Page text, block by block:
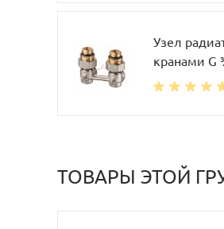
Узел
кранами G
ТОВАРЫ ЭТОЙ